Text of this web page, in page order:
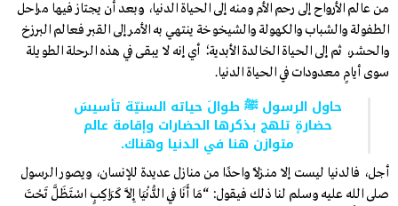
من عالم الأرواح إلى رحم الأم ومنه إلى الحياة الدنيا، وبعد أن يجتاز فيها مراحل
الطفولة والشباب والكهولة والشيخوخة ينتهي به الأمر إلى القبر فعالم البرزخ
والحشر، ثم إلى الحياة الخالدة الأبدية؛ أي إنه لا يبقى في هذه الرحلة الطويلة
سوى أيامٍ معدودات في الحياة الدنيا.
حاول الرسول ﷺ طوالَ حياته السنيّة تأسيسَ
حضارةٍ تلهج بذكرها الحضارات وإقامة عالم
متوازن هنا في الدنيا وهناك.
أجل، فالدنيا ليست إلا منـزلًا واحدًا من منازل عديدة للإنسان، ويصور الرسول
صلى الله عليه وسلم لنا ذلك فيقول: “مَا أَنَا فِي الدُّنْيَا إِلَّا كَرَاكِبٍ اسْتَظَلَّ تَحْتَ